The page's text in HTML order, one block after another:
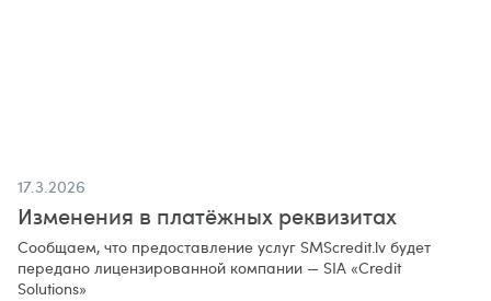
17.3.2026
Изменения в платёжных реквизитах
Сообщаем, что предоставление услуг SMScredit.lv будет
передано лицензированной компании — SIA «Credit
Solutions»